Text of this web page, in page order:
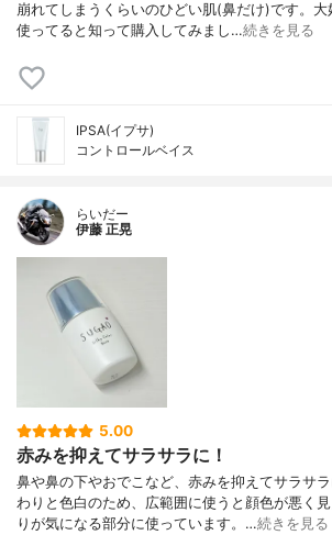
崩れてしまうくらいのひどい肌(鼻だけ)です。
使ってると知って購入してみまし…続きを見る
IPSA(イプサ)
コントロールベイス
らいだー
伊藤 正晃
5.00
赤みを抑えてサラサラに！
鼻や鼻の下やおでこなど、赤みを抑えてサラサ
わりと色白のため、広範囲に使うと顔色が悪く
りが気になる部分に使っています。…続きを見る